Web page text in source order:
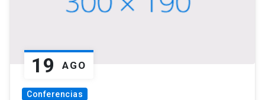
19 AGO
Conferencias